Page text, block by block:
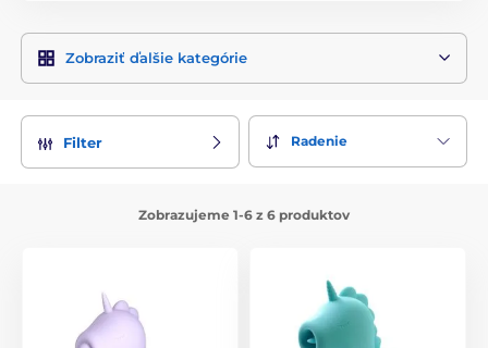
pohodlie. Ich produkty sú ľahko použiteľné a poskytujú
podrobné návody na správne používanie a údržbu. Značka
sa tiež zameriava na inklúziu a diverzitu, ponúkajúc
Pre tých, ktorí hľadajú kvalitné a inovatívne erotické
pomôcky, je Creative Conceptions ideálnou voľbou. Objavte
Zobraziť ďalšie kategórie
Filter Radenie
Zobrazujeme 1-6 z 6 produktov